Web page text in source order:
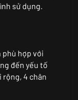
sử dụng.
hợp với
đến yếu tố
4 chân